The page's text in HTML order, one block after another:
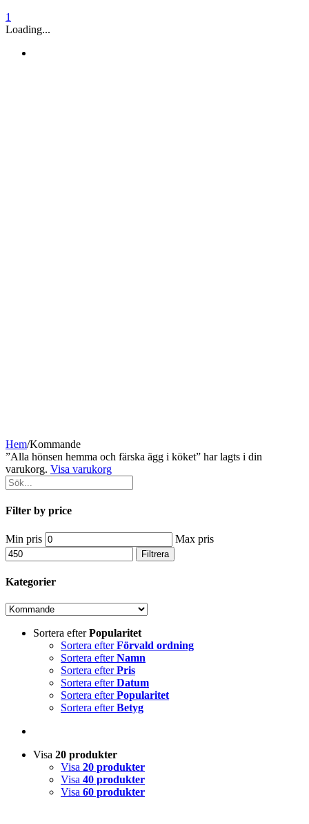
1
Loading...
Hem/Kommande
”Alla hönsen hemma och färska ägg i köket” har lagts i din
varukorg. Visa varukorg
Filter by price
Min pris Max pris
Filtrera
Kategorier
Sortera efterPopularitet
Sortera efterFörvald ordning
Sortera efterNamn
Sortera efterPris
Sortera efterDatum
Sortera efterPopularitet
Sortera efterBetyg
Visa 20 produkter
Visa 20 produkter
Visa 40 produkter
Visa 60 produkter